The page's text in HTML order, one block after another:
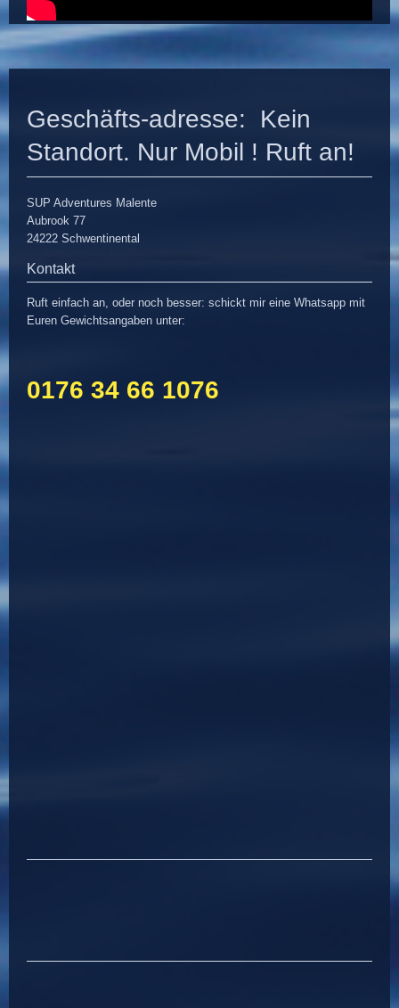
Geschäfts-adresse: Kein
Standort. Nur Mobil ! Ruft an!
SUP Adventures Malente
Aubrook 77
24222 Schwentinental
Kontakt
Ruft einfach an, oder noch besser: schickt mir eine Whatsapp mit
Euren Gewichtsangaben unter:
0176 34 66 1076